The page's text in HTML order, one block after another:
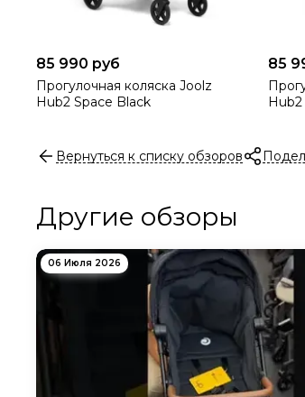
85 990 руб
Прогулочная коляска Joolz
Hub2 Space Black
85
Вернуться к списку обзоров
Другие обзоры
06 Июля 2026